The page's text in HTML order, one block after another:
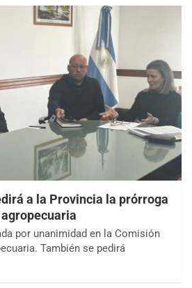
a la Provincia la prórroga
por unanimidad en la Comisión
También se pedirá